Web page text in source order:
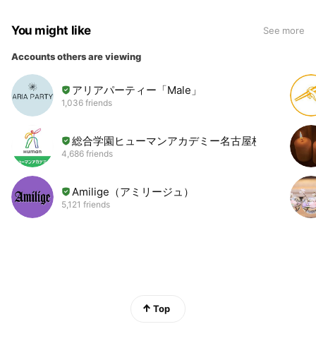
You might like See more
Accounts others are viewing
アリアパーティー「Male」
1,036 friends
総合学園ヒューマンアカデミー名古屋校
4,686 friends
Amilige（アミリージュ）
5,121 friends
Top